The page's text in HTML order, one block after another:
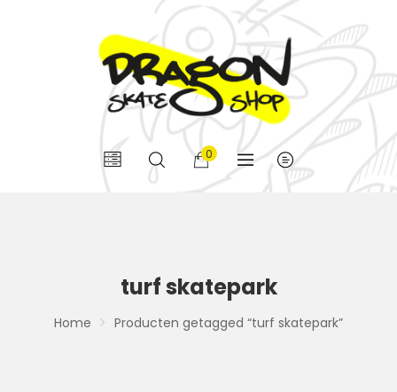
0
turf skatepark
Home Producten getagged “turf skatepark”